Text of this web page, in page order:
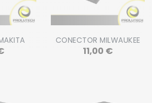
Precio
CONECTOR MILWAUKEE
11,00 €Precio